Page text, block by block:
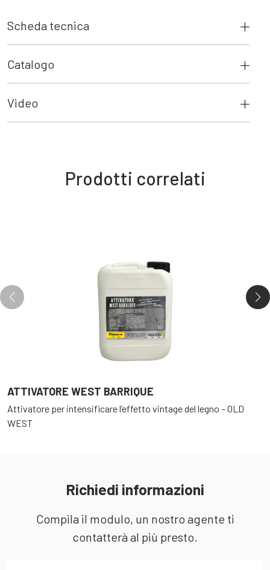
Scheda tecnica
Catalogo
Video
Prodotti correlati
ATTIVATORE WEST BARRIQUE
Attivatore per intensificare l’effetto vintage del legno – OLD
WEST
Richiedi informazioni
Compila il modulo, un nostro agente ti
contatterà al più presto.